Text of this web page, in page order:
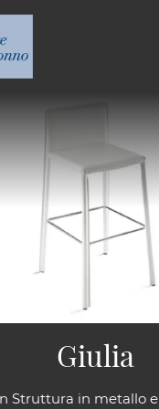
Struttura in metallo
Giulia